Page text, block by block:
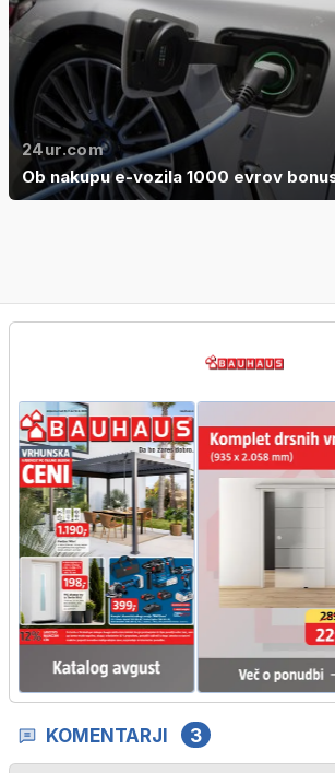
24ur.com
Ob nakupu e-vozila 1000 evrov
KOMENTARJI 3